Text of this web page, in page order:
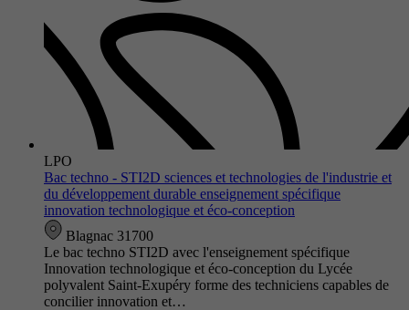
LPO
Bac techno - STI2D sciences et technologies de l'industrie et
du développement durable enseignement spécifique
innovation technologique et éco-conception
Blagnac 31700
Le bac techno STI2D avec l'enseignement spécifique
Innovation technologique et éco-conception du Lycée
polyvalent Saint-Exupéry forme des techniciens capables de
concilier innovation et…